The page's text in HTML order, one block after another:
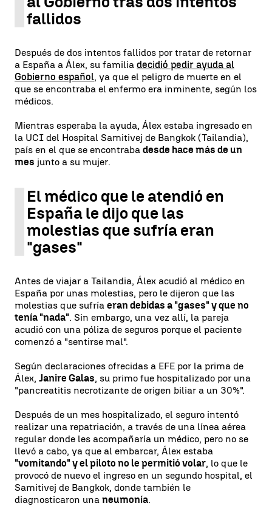
fallidos
Después de dos intentos fallidos por tratar de retornar
a España a Álex, su familia decidió pedir ayuda al
Gobierno español, ya que el peligro de muerte en el
que se encontraba el enfermo era inminente, según los
médicos.
Mientras esperaba la ayuda, Álex estaba ingresado en
la UCI del Hospital Samitivej de Bangkok (Tailandia),
país en el que se encontraba desde hace más de un
mes junto a su mujer.
El médico que le atendió en
España le dijo que las
molestias que sufría eran
"gases"
Antes de viajar a Tailandia, Álex acudió al médico en
España por unas molestias, pero le dijeron que las
molestias que sufría eran debidas a "gases" y que no
tenía "nada". Sin embargo, una vez allí, la pareja
acudió con una póliza de seguros porque el paciente
comenzó a "sentirse mal".
Según declaraciones ofrecidas a EFE por la prima de
Álex, Janire Galas, su primo fue hospitalizado por una
"pancreatitis necrotizante de origen biliar a un 30%".
Después de un mes hospitalizado, el seguro intentó
realizar una repatriación, a través de una línea aérea
regular donde les acompañaría un médico, pero no se
llevó a cabo, ya que al embarcar, Álex estaba
"vomitando" y el piloto no le permitió volar, lo que le
provocó de nuevo el ingreso en un segundo hospital, el
Samitivej de Bangkok, donde también le
diagnosticaron una neumonía.